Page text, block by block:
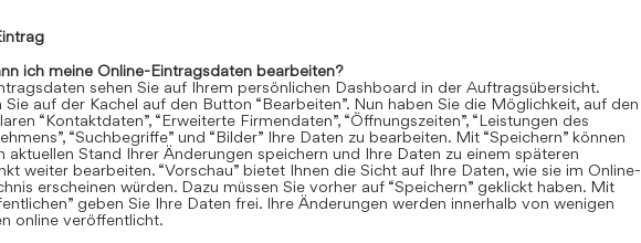
ich meine Online-Eintragsdaten bearbeiten?
sehen Sie auf Ihrem persönlichen Dashboard in der Auftragsübersicht.
Sie auf der Kachel auf den Button “Bearbeiten”. Nun haben Sie die Möglichkeit, auf den
“Kontaktdaten”, “Erweiterte Firmendaten”, “Öffnungszeiten”, “Leistungen des
“Suchbegriffe” und “Bilder” Ihre Daten zu bearbeiten. Mit “Speichern” können
aktuellen Stand Ihrer Änderungen speichern und Ihre Daten zu einem späteren
weiter bearbeiten. “Vorschau” bietet Ihnen die Sicht auf Ihre Daten, wie sie im Online-
erscheinen würden. Dazu müssen Sie vorher auf “Speichern” geklickt haben. Mit
geben Sie Ihre Daten frei. Ihre Änderungen werden innerhalb von wenigen
online veröffentlicht.